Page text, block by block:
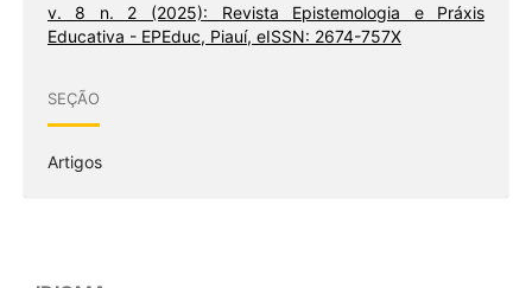
v. 8 n. 2 (2025): Revista Epistemologia e Práxis
Educativa - EPEduc, Piauí, eISSN: 2674-757X
SEÇÃO
Artigos